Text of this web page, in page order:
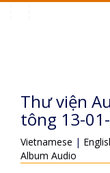
Thư viện
tông 13-
Vietnamese |
Album Audio